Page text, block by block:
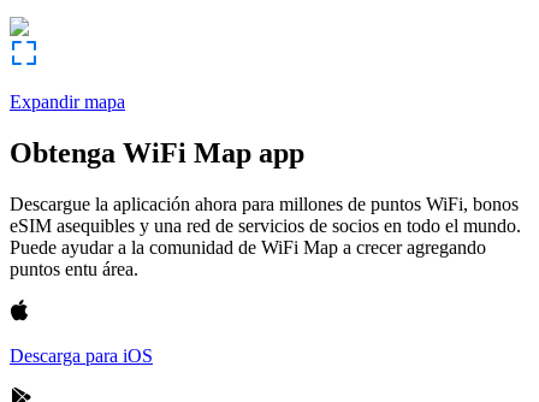
Expandir mapa
Obtenga WiFi Map app
Descargue la aplicación ahora para millones de puntos WiFi, bonos
eSIM asequibles y una red de servicios de socios en todo el mundo.
Puede ayudar a la comunidad de WiFi Map a crecer agregando
puntos entu área.
Descarga para iOS